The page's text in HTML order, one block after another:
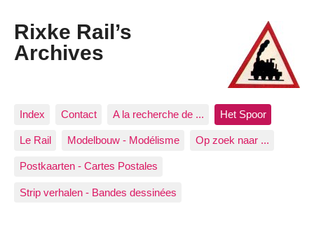
Rixke Rail’s
Archives
Index Contact A la recherche de ... Het Spoor
Le Rail Modelbouw - Modélisme Op zoek naar ...
Postkaarten - Cartes Postales
Strip verhalen - Bandes dessinées